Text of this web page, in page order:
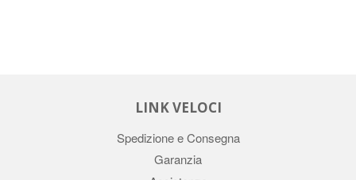
LINK VELOCI
Spedizione e Consegna
Garanzia